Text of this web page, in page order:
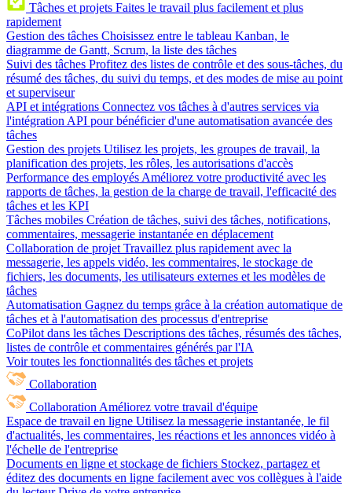
Tâches et projets Faites le travail plus facilement et plus
rapidement
Gestion des tâches Choisissez entre le tableau Kanban, le
diagramme de Gantt, Scrum, la liste des tâches
Suivi des tâches Profitez des listes de contrôle et des sous-tâches, du
résumé des tâches, du suivi du temps, et des modes de mise au point
et superviseur
API et intégrations Connectez vos tâches à d'autres services via
l'intégration API pour bénéficier d'une automatisation avancée des
tâches
Gestion des projets Utilisez les projets, les groupes de travail, la
planification des projets, les rôles, les autorisations d'accès
Performance des employés Améliorez votre productivité avec les
rapports de tâches, la gestion de la charge de travail, l'efficacité des
tâches et les KPI
Tâches mobiles Création de tâches, suivi des tâches, notifications,
commentaires, messagerie instantanée en déplacement
Collaboration de projet Travaillez plus rapidement avec la
messagerie, les appels vidéo, les commentaires, le stockage de
fichiers, les documents, les utilisateurs externes et les modèles de
tâches
Automatisation Gagnez du temps grâce à la création automatique de
tâches et à l'automatisation des processus d'entreprise
CoPilot dans les tâches Descriptions des tâches, résumés des tâches,
listes de contrôle et commentaires générés par l'IA
Voir toutes les fonctionnalités des tâches et projets
Collaboration
Collaboration Améliorez votre travail d'équipe
Espace de travail en ligne Utilisez la messagerie instantanée, le fil
d'actualités, les commentaires, les réactions et les annonces vidéo à
l'échelle de l'entreprise
Documents en ligne et stockage de fichiers Stockez, partagez et
éditez des documents en ligne facilement avec vos collègues à l'aide